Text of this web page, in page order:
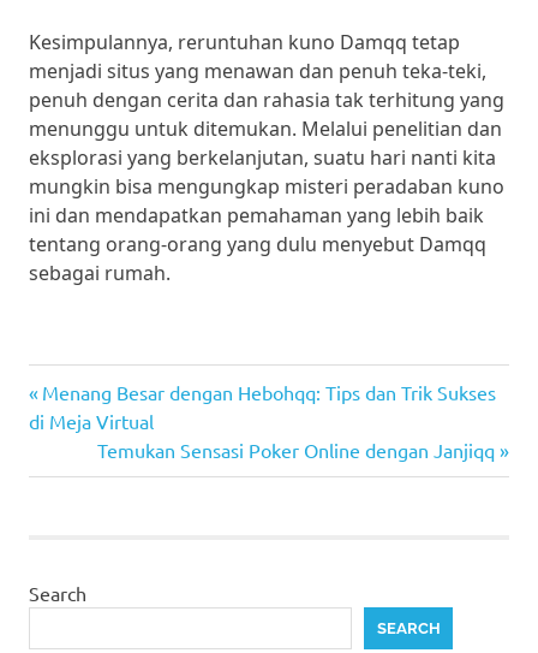
Kesimpulannya, reruntuhan kuno Damqq tetap
menjadi situs yang menawan dan penuh teka-teki,
penuh dengan cerita dan rahasia tak terhitung yang
menunggu untuk ditemukan. Melalui penelitian dan
eksplorasi yang berkelanjutan, suatu hari nanti kita
mungkin bisa mengungkap misteri peradaban kuno
ini dan mendapatkan pemahaman yang lebih baik
tentang orang-orang yang dulu menyebut Damqq
sebagai rumah.
games
Post
navigation
Previous
Post:
Menang Besar dengan Hebohqq: Tips dan Trik Sukses
di Meja Virtual
Next
Post:
Temukan Sensasi Poker Online dengan Janjiqq
Search
SEARCH